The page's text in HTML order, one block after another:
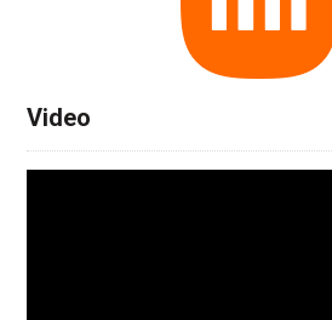
Video